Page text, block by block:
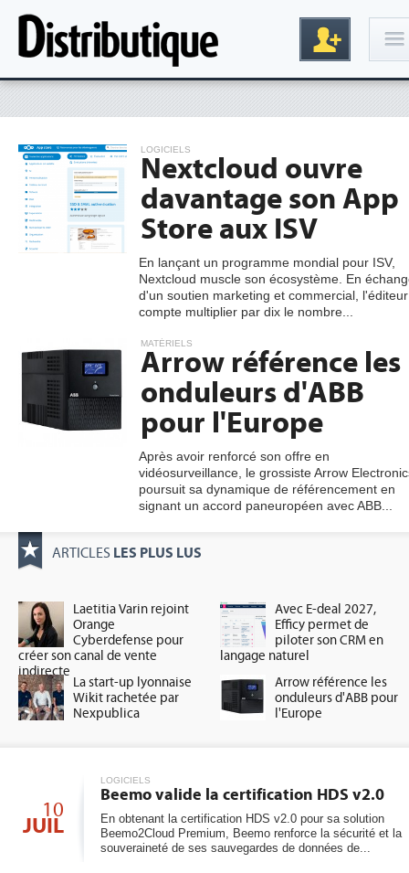
Inscription
gratuite
LOGICIELS
Nextcloud ouvre
davantage son App
Store aux ISV
En lançant un programme mondial pour ISV,
Nextcloud muscle son écosystème. En
d'un soutien marketing et commercial, l'éditeur
compte multiplier par dix le nombre...
MATÉRIELS
Arrow référence les
onduleurs d'ABB
pour l'Europe
Après avoir renforcé son offre en
vidéosurveillance, le grossiste Arrow
poursuit sa dynamique de référencement en
signant un accord paneuropéen avec ABB...
ARTICLES LES PLUS LUS
Laetitia Varin rejoint
Orange
Cyberdefense pour
créer son canal de vente
indirecte
Avec E-deal 2027,
Efficy permet de
piloter son CRM en
langage naturel
La start-up lyonnaise
Wikit rachetée par
Nexpublica
Arrow référence les
onduleurs d'ABB pour
l'Europe
10
JUIL
LOGICIELS
Beemo valide la certification HDS v2.0
En obtenant la certification HDS v2.0 pour sa solution
Beemo2Cloud Premium, Beemo renforce la sécurité et la
souveraineté de ses sauvegardes de données de...